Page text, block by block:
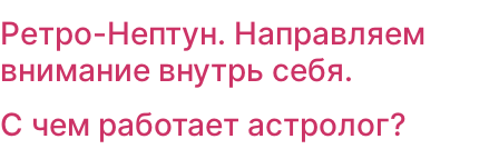
Ретро-Нептун. Направляем
внимание внутрь себя.
С чем работает астролог?